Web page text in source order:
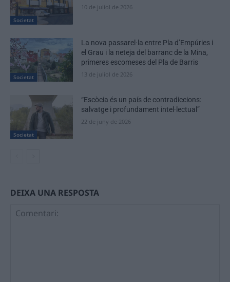
Societat
10 de juliol de 2026
Societat
La nova passarel·la entre Pla d’Empúries i
el Grau i la neteja del barranc de la Mina,
primeres escomeses del Pla de Barris
13 de juliol de 2026
Societat
“Escòcia és un país de contradiccions:
salvatge i profundament intel·lectual”
22 de juny de 2026
DEIXA UNA RESPOSTA